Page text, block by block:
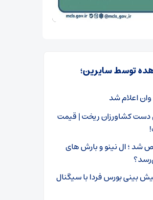
توسط سایرین؛
وان اعلام شد
دست کشاورزان ریخت | قیمت
شد ؛ ال نینو و بارش های
بینی بورس فردا با سیگنال